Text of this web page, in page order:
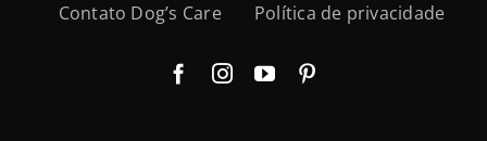
Contato Dog’s Care
Política de privacidade